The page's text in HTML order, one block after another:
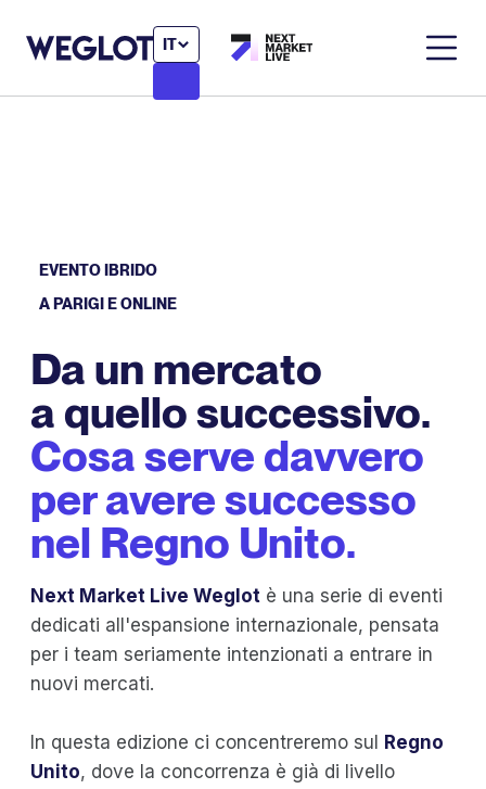
IT
EVENTO IBRIDO
A PARIGI E ONLINE
Da un mercato
a quello successivo.
Cosa serve davvero
per avere successo
nel Regno Unito.
Next Market Live Weglot è una serie di eventi
dedicati all'espansione internazionale, pensata
per i team seriamente intenzionati a entrare in
nuovi mercati.
In questa edizione ci concentreremo sul
Regno
Unito, dove la concorrenza è già di livello